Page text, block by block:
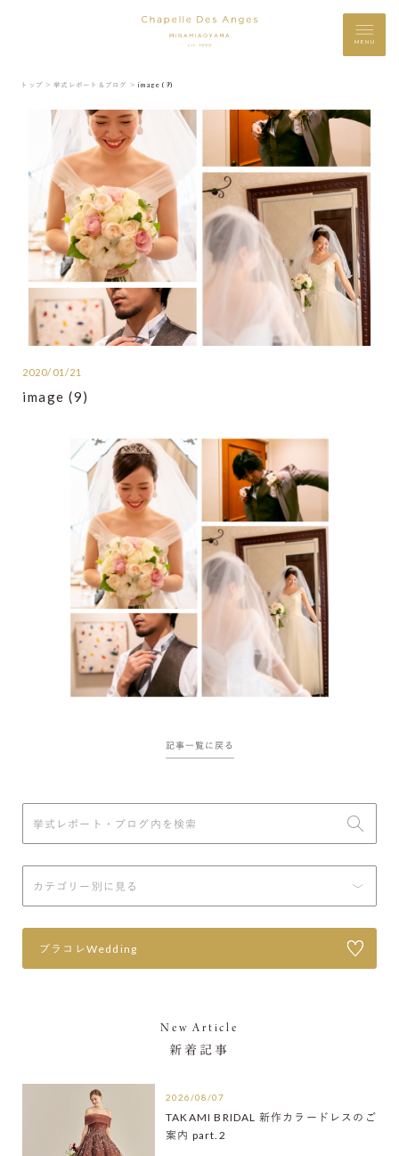
MENU
トップ ＞ 挙式レポート＆ブログ ＞ image (9)
2020/01/21
image (9)
記事一覧に戻る
プラコレWedding
New Article
新着記事
2026/08/07
TAKAMI BRIDAL 新作カラードレスのご
案内 part.2